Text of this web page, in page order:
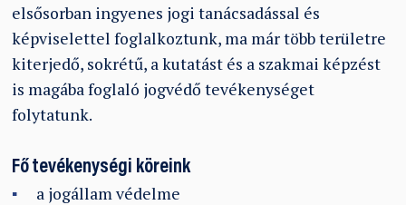
elsősorban ingyenes jogi tanácsadással és
képviselettel foglalkoztunk, ma már több területre
kiterjedő, sokrétű, a kutatást és a szakmai képzést
is magába foglaló jogvédő tevékenységet
folytatunk.
Fő tevékenységi köreink
a jogállam védelme